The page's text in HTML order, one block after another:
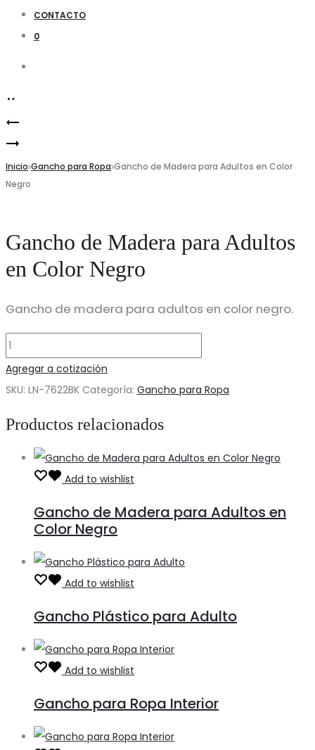
CONTACTO
0
Product
navigation
para
Niños
Gancho
de
Madera
en
Color
Inicio Gancho para Ropa Gancho de Madera para Adultos en Color
Negro
Gancho de Madera para Adultos
en Color Negro
Gancho de madera para adultos en color negro.
Gancho
de
Madera
Adultos
cantidad
Agregar a cotización
SKU: LN-7622BK Categoría: Gancho para Ropa
Productos relacionados
Add to wishlist
Gancho de Madera para Adultos en
Color Negro
Add to wishlist
Gancho Plástico para Adulto
Add to wishlist
Gancho para Ropa Interior